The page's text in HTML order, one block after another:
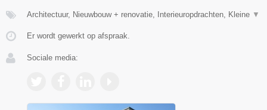
Architectuur, Nieuwbouw + renovatie, Interieuropdrachten, Kleine ▼
Er wordt gewerkt op afspraak.
Sociale media: